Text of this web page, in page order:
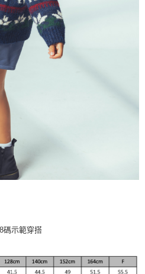
碼示範穿搭